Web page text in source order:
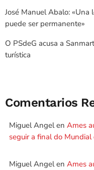
José Manuel Abalo:
puede ser permanente»
O PSdeG acusa a
turística
Comentarios
Miguel Angelen Ames
seguir a final do
Miguel Angelen Ames